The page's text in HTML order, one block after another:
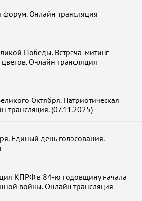
Онлайн трансляция
Победы. Встреча-митинг
Онлайн трансляция
Октября. Патриотическая
трансляция. (07.11.2025)
Единый день голосования.
КПРФ в 84-ю годовщину начала
войны. Онлайн трансляция